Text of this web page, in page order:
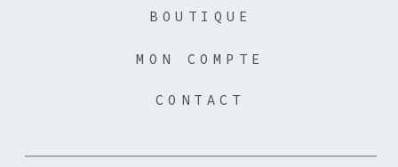
CONTACT
BOUTIQUE
MON COMPTE